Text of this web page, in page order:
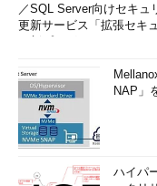
／SQL Server向けセキュ
更新サービス「拡張セキ
NAP」
ハイパ